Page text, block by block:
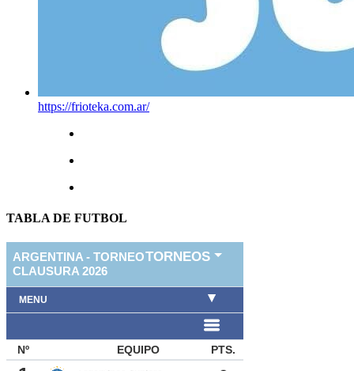
https://frioteka.com.ar/
TABLA DE FUTBOL